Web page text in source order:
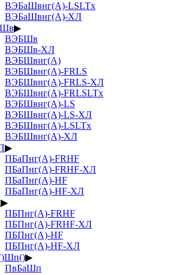
ВЭБаШвнг(А)-LSLTx
ВЭБаШвнг(А)-ХЛ
▶
ВЭБШв
ВЭБШв-ХЛ
ВЭБШвнг(А)
ВЭБШвнг(А)-FRLS
ВЭБШвнг(А)-FRLS-ХЛ
ВЭБШвнг(А)-FRLSLTx
ВЭБШвнг(А)-LS
ВЭБШвнг(А)-LS-ХЛ
ВЭБШвнг(А)-LSLTx
ВЭБШвнг(А)-ХЛ
▶
ПБаПнг(А)-FRHF
ПБаПнг(А)-FRHF-ХЛ
ПБаПнг(А)-HF
ПБаПнг(А)-HF-ХЛ
▶
ПБПнг(А)-FRHF
ПБПнг(А)-FRHF-ХЛ
ПБПнг(А)-HF
ПБПнг(А)-HF-ХЛ
▶
ПвБаШп